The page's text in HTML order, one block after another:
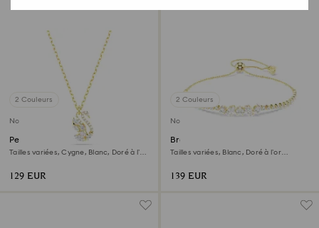
2 Couleurs
Nouveau
Pendentif Swan
Tailles variées, Cygne, Blanc, Doré à l’or
129 EUR
2 Couleurs
Nouveau
Bracelet Mesmera
Tailles variées, Blanc, Doré à l’or
139 EUR